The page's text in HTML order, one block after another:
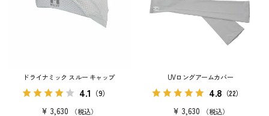
ドライナミック スルー キャップ
4.1 （9）
¥ 3,630 税込
UVロングアームカバー
4.8 （22）
¥ 3,630 税込